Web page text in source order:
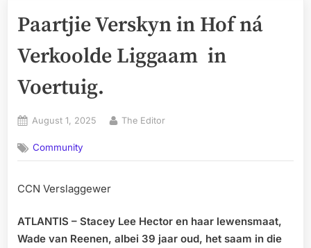
Paartjie Verskyn in Hof ná
Verkoolde Liggaam in
Voertuig.
Posted
August 1, 2025 By
The Editor
Community
CCN Verslaggewer
ATLANTIS – Stacey Lee Hector en haar lewensmaat,
Wade van Reenen, albei 39 jaar oud, het saam in die